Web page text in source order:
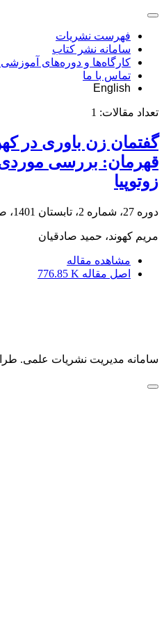
فهرست نشریات
سامانه نشر کتاب
کارگاه‌ها و دوره‌های
تماس با ما
English
تعداد مقالات: 1
گفتمان زن باوری در
قهرمان: بررسی موردی
زوتوپیا
دوره 27، شماره 2، تابستان 1401، صفحه
مریم کهوند، حمید صادقیان
مشاهده مقاله
اصل مقاله 776.85 K
سامانه مدیریت نشریات علمی.